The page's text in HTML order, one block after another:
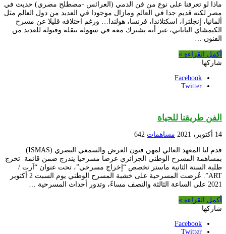
ماذا لو تعرفنا على نوع من فن الدمي (العرائس -مصطلح مصري) حديث في
مصر لكنه قديم جدا في العالم ومازال موجودا في العديد من دول العالم مثل
ألمانيا، إنجلترا، اسكتلاندا، فرنسا، هولندا… ورغم اختلافه قليلا عن مسرح
الكيمشاي الياباني، غير أنه يشترك معه في سهولة تنقله وقبوله للعديد من
الفنون …
أكمل القراءة »
شاركها
Facebook
Twitter
الفن طريقنا للحياة
14 أكتوبر، 2021 مساهمات 642
قدم لنا المعهد العالي لمهن فنون العرض والسمعي البصري (ISMAS)
بمساهمة المسرح الوطني الجزائري عرضا مسرحيا يندرج ضمن قائمة تخرج
طلبة السنة الثانية ماستر تخصص “إخراج مسرحي”، تحت عنوان “آرت /
ART”. عُرضت المسرحية على خشبة المسرح الوطني يوم السبت 2 أكتوبر
2021 على الساعة الثالثة والنصف مساءً، وتدور أحداث المسرحية …
أكمل القراءة »
شاركها
Facebook
Twitter